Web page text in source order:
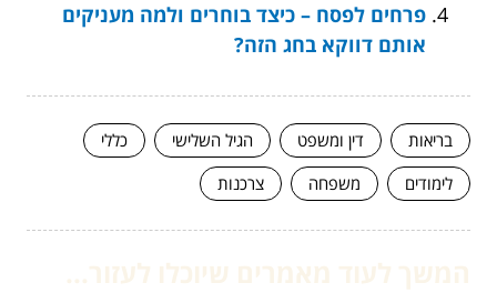
פרחים לפסח – כיצד בוחרים ולמה מעניקים
אותם דווקא בחג הזה?
בריאות דין ומשפט הגיל השלישי
כללי
לימודים
משפחה צרכנות